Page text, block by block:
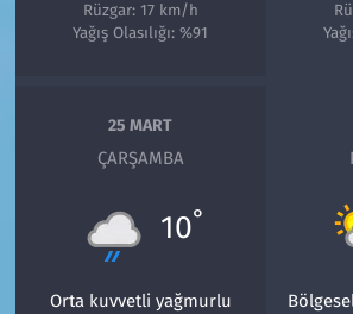
Rüzgar: 17 km/h
Yağış Olasılığı: %91
25 MART
ÇARŞAMBA
10°
Orta kuvvetli yağmurlu